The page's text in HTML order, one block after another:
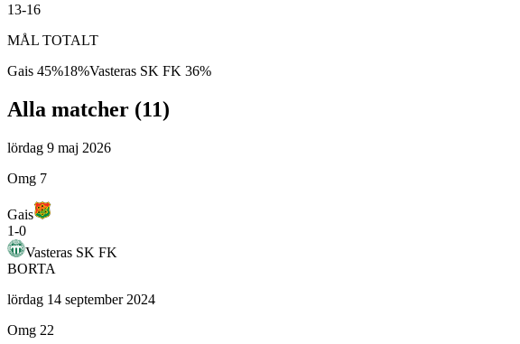
13-16
MÅL TOTALT
Gais 45%18%Vasteras SK FK 36%
Alla matcher (11)
lördag 9 maj 2026
Omg 7
Gais
1-0
Vasteras SK FK
BORTA
lördag 14 september 2024
Omg 22